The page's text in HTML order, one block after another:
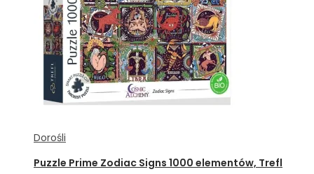
Dorośli
Puzzle Prime Zodiac Signs 1000 elementów, Trefl